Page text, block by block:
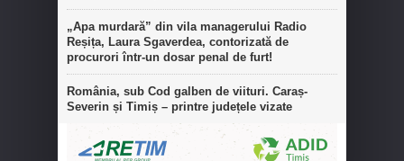
„Apa murdară” din vila managerului Radio
Reșița, Laura Sgaverdea, contorizată de
procurori într-un dosar penal de furt!
România, sub Cod galben de viituri. Caraș-
Severin și Timiș – printre județele vizate